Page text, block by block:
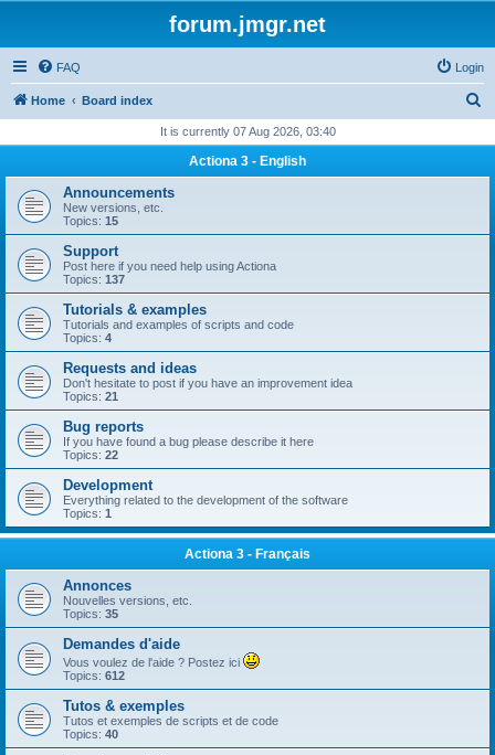
forum.jmgr.net
FAQ Login
Home Board index
r
h
It is currently 07 Aug 2026, 03:40
Actiona 3 - English
Announcements
New versions, etc.
Topics: 15
Support
Post here if you need help using Actiona
Topics: 137
Tutorials & examples
Tutorials and examples of scripts and code
Topics: 4
Requests and ideas
Don't hesitate to post if you have an improvement idea
Topics: 21
Bug reports
If you have found a bug please describe it here
Topics: 22
Development
Everything related to the development of the software
Topics: 1
Actiona 3 - Français
Annonces
Nouvelles versions, etc.
Topics: 35
Demandes d'aide
Vous voulez de l'aide ? Postez ici
Topics: 612
Tutos & exemples
Tutos et exemples de scripts et de code
Topics: 40